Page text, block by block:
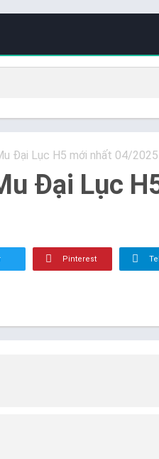
Đại Lục H5 mới nhất 04/2025
Đại Lục
Pinterest